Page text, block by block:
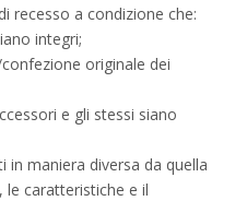
recesso a condizione che:
integri;
originale dei
e gli stessi siano
maniera diversa da quella
le caratteristiche e il